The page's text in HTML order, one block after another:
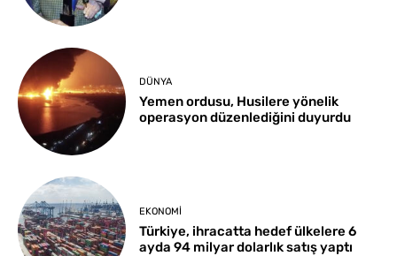
DÜNYA
Yemen ordusu, Husilere yönelik
operasyon düzenlediğini duyurdu
EKONOMI
Türkiye, ihracatta hedef ülkelere 6
ayda 94 milyar dolarlık satış yaptı